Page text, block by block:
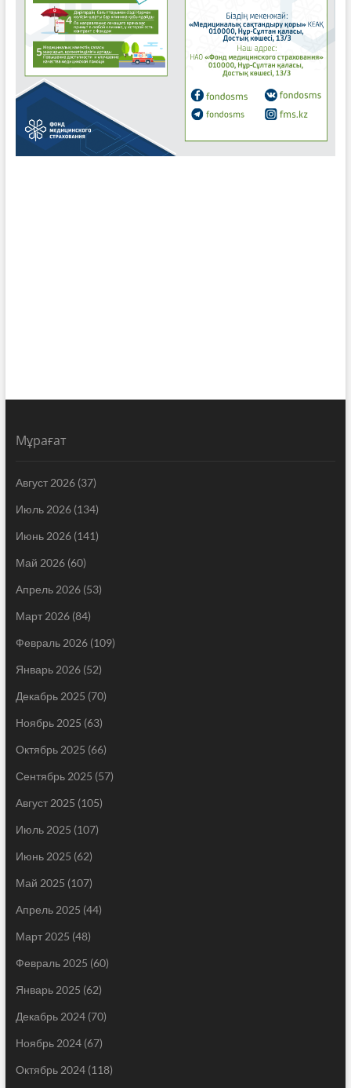
Мұрағат
Август 2026(37)
Июль 2026(134)
Июнь 2026(141)
Май 2026(60)
Апрель 2026(53)
Март 2026(84)
Февраль 2026(109)
Январь 2026(52)
Декабрь 2025 (70)
Ноябрь 2025 (63)
Октябрь 2025 (66)
Сентябрь 2025 (57)
Август 2025 (105)
Июль 2025 (107)
Июнь 2025 (62)
Май 2025 (107)
Апрель 2025 (44)
Март 2025 (48)
Февраль 2025 (60)
Январь 2025 (62)
Декабрь 2024(70)
Ноябрь 2024(67)
Октябрь 2024(118)